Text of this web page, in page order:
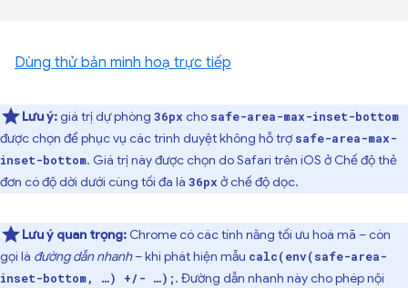
Dùng thử bản minh hoạ trực tiếp
Lưu ý:giá trị dự phòng 36px cho safe-area-max-inset-bottom
được chọn để phục vụ các trình duyệt không hỗ trợ safe-area-max-
inset-bottom. Giá trị này được chọn do Safari trên iOS ở Chế độ thẻ
đơn có độ dời dưới cùng tối đa là 36px ở chế độ dọc.
Lưu ý quan trọng: Chrome có các tính năng tối ưu hoá mã – còn
gọi là đường dẫn nhanh– khi phát hiện mẫu calc(env(safe-area-
inset-bottom, …) +/- …);. Đường dẫn nhanh này cho phép nội